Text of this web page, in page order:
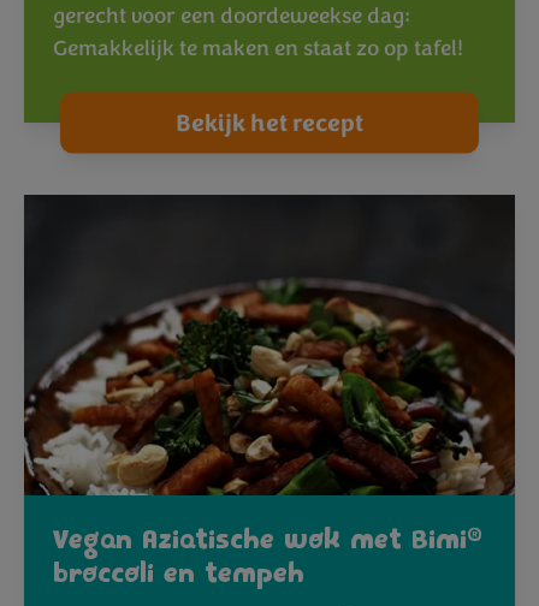
gerecht voor een doordeweekse dag:
Gemakkelijk te maken en staat zo op tafel!
Bekijk het recept
Vegan Aziatische wok met Bimi®
broccoli en tempeh